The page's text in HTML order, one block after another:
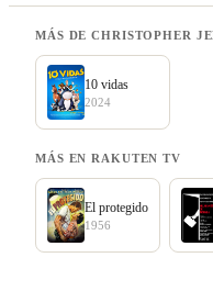
MÁS DE CHRISTOPHER
10 vidas
2024
MÁS EN RAKUTEN TV
El protegido
1956